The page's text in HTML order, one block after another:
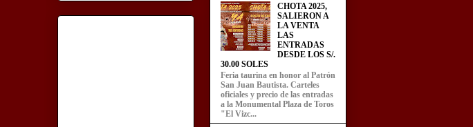
CHOTA 2025,
SALIERON A
LA VENTA
LAS
ENTRADAS
DESDE LOS S/.
30.00 SOLES
Feria taurina en honor al Patrón
San Juan Bautista. Carteles
oficiales y precio de las entradas
a la Monumental Plaza de Toros
"El Vizc...